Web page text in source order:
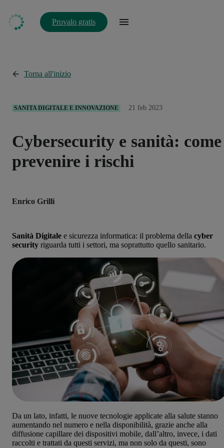
Provalo gratis
Torna all'inizio
SANITA DIGITALE E INNOVAZIONE 21 feb 2023
Cybersecurity e sanità: come
prevenire i rischi
Enrico Grilli
Sanità Digitale e sicurezza informatica: il problema della cyber
security riguarda tutti i settori, ma soprattutto quello sanitario.
Da un lato, infatti, le nuove tecnologie applicate alla salute stanno
aumentando nel numero e nella disponibilità, grazie anche alla
diffusione capillare dei dispositivi mobile, dall’altro, invece, i dati
raccolti e trattati da questi servizi, ma non solo da questi, sono